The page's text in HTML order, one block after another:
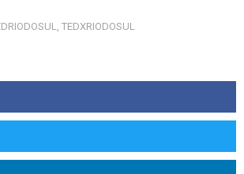
TEDXRIODOSUL